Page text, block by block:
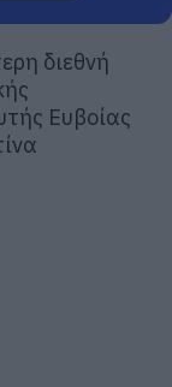
διεθνή
Ευβοίας